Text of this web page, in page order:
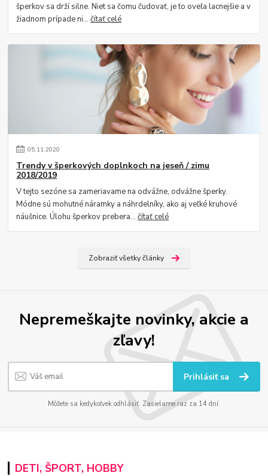
šperkov sa drží silne. Niet sa čomu čudovať, je to oveľa lacnejšie a v
žiadnom prípade ni...čítať celé
05.11.2020
Trendy v šperkových doplnkoch na jeseň / zimu
2018/2019
V tejto sezóne sa zameriavame na odvážne, odvážne šperky.
Módne sú mohutné náramky a náhrdelníky, ako aj veľké kruhové
náušnice. Úlohu šperkov prebera...čítať celé
Zobraziť všetky články
Nepremeškajte novinky, akcie a
zľavy!
Prihlásiť sa
Môžete sa kedykoľvek odhlásiť. Zasielame raz za 14 dní.
DETI, ŠPORT, HOBBY